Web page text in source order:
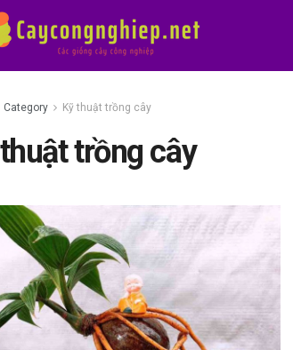
Category Kỹ thuật trồng cây
trồng cây